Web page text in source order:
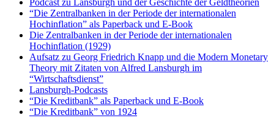
Podcast zu Lansburgh und der Geschichte der Geldtheorien
“Die Zentralbanken in der Periode der internationalen
Hochinflation” als Paperback und E-Book
Die Zentralbanken in der Periode der internationalen
Hochinflation (1929)
Aufsatz zu Georg Friedrich Knapp und die Modern Monetary
Theory mit Zitaten von Alfred Lansburgh im
“Wirtschaftsdienst”
Lansburgh-Podcasts
“Die Kreditbank” als Paperback und E-Book
“Die Kreditbank” von 1924